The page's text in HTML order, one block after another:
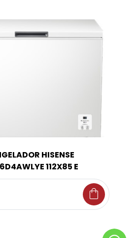
HISENSE
112X85 E
shopping_bag